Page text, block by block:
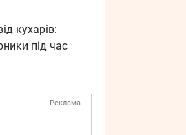
кухарів:
під час
Реклама